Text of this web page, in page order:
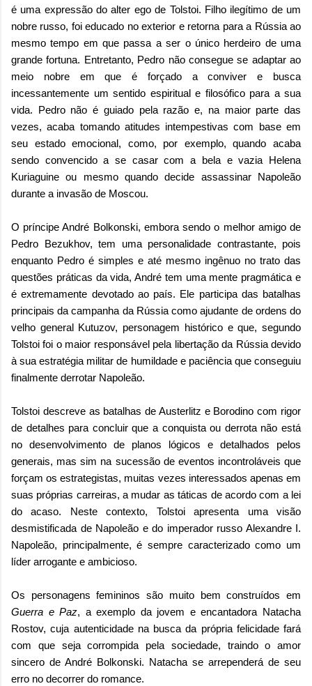
é uma expressão do alter ego de Tolstoi. Filho ilegítimo de um
nobre russo, foi educado no exterior e retorna para a Rússia ao
mesmo tempo em que passa a ser o único herdeiro de uma
grande fortuna. Entretanto, Pedro não consegue se adaptar ao
meio nobre em que é forçado a conviver e busca
incessantemente um sentido espiritual e filosófico para a sua
vida. Pedro não é guiado pela razão e, na maior parte das
vezes, acaba tomando atitudes intempestivas com base em
seu estado emocional, como, por exemplo, quando acaba
sendo convencido a se casar com a bela e vazia Helena
Kuriaguine ou mesmo quando decide assassinar Napoleão
durante a invasão de Moscou.
O príncipe André Bolkonski, embora sendo o melhor amigo de
Pedro Bezukhov, tem uma personalidade contrastante, pois
enquanto Pedro é simples e até mesmo ingênuo no trato das
questões práticas da vida, André tem uma mente pragmática e
é extremamente devotado ao país. Ele participa das batalhas
principais da campanha da Rússia como ajudante de ordens do
velho general Kutuzov, personagem histórico e que, segundo
Tolstoi foi o maior responsável pela libertação da Rússia devido
à sua estratégia militar de humildade e paciência que conseguiu
finalmente derrotar Napoleão.
Tolstoi descreve as batalhas de Austerlitz e Borodino com rigor
de detalhes para concluir que a conquista ou derrota não está
no desenvolvimento de planos lógicos e detalhados pelos
generais, mas sim na sucessão de eventos incontroláveis que
forçam os estrategistas, muitas vezes interessados apenas em
suas próprias carreiras, a mudar as táticas de acordo com a lei
do acaso. Neste contexto, Tolstoi apresenta uma visão
desmistificada de Napoleão e do imperador russo Alexandre I.
Napoleão, principalmente, é sempre caracterizado como um
líder arrogante e ambicioso.
Os personagens femininos são muito bem construídos em
Guerra e Paz, a exemplo da jovem e encantadora Natacha
Rostov, cuja autenticidade na busca da própria felicidade fará
com que seja corrompida pela sociedade, traindo o amor
sincero de André Bolkonski. Natacha se arrependerá de seu
erro no decorrer do romance.